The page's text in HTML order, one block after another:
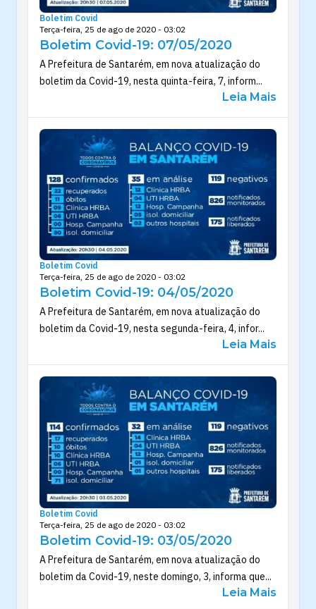
Boletim Covid
Terça-feira, 25 de ago de 2020 - 03:02
Boletim Covid-19: 07/05/2020
A Prefeitura de Santarém, em nova atualização do
boletim da Covid-19, nesta quinta-feira, 7, inform...
Leia Mais
Boletim Covid
Terça-feira, 25 de ago de 2020 - 03:02
Boletim Covid-19: 04/05/2020
A Prefeitura de Santarém, em nova atualização do
boletim da Covid-19, nesta segunda-feira, 4, infor...
Leia Mais
Boletim Covid
Terça-feira, 25 de ago de 2020 - 03:02
Boletim Covid-19: 03/05/2020
A Prefeitura de Santarém, em nova atualização do
boletim da Covid-19, neste domingo, 3, informa que...
Leia Mais